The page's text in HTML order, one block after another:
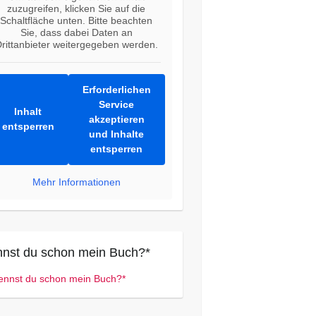
zuzugreifen, klicken Sie auf die
Schaltfläche unten. Bitte beachten
Sie, dass dabei Daten an
weitergegeben werden.
Inhalt
entsperren
Erforderlichen
Service
akzeptieren
und Inhalte
entsperren
Mehr Informationen
du schon mein Buch?*